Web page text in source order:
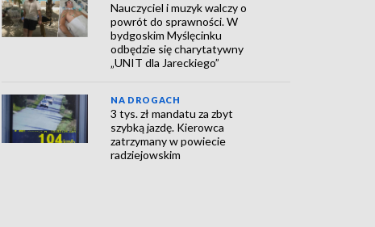
Nauczyciel i muzyk walczy o
powrót do sprawności. W
bydgoskim Myślęcinku
odbędzie się charytatywny
„UNIT dla Jareckiego”
NA DROGACH
3 tys. zł mandatu za zbyt
szybką jazdę. Kierowca
zatrzymany w powiecie
radziejowskim